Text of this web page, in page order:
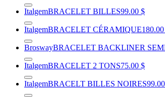
ItalgemBRACELET BILLES99.00 $
ItalgemBRACELET CÉRAMIQUE
BroswayBRACELET BACKLINER
ItalgemBRACELET 2 TONS75.00 $
ItalgemBRACELT BILLES NOIRES